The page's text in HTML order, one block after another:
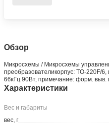
Обзор
Микросхемы / Микросхемы
преобразователикорпус: TO-
66кГц 90Вт, примечание: форм. выв.
Характеристики
Вес и габариты
вес, г